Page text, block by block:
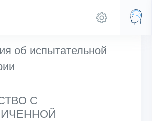
об испытательной
С